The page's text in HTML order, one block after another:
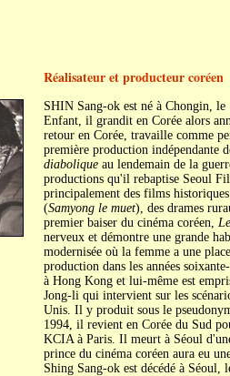
Réalisateur et producteur coréen
SHIN Sang-ok est né à Chongin, le
Enfant, il grandit en Corée alors
retour en Corée, travaille comme
première production indépendante
diaboliqueau lendemain de la
productions qu'il rebaptise Seoul
principalement des films
(Samyong le muet), des drames
premier baiser du cinéma coréen,
nerveux et démontre une grande
modernisée où la femme a une
production dans les années
à Hong Kong et lui-même est
Jong-li qui intervient sur les
Unis. Il y produit sous le
1994, il revient en Corée du Sud
KCIA à Paris. Il meurt à Séoul
prince du cinéma coréen aura eu
Shing Sang-ok est décédé à Séoul,